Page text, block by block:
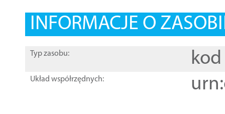
INFORMACJE O
Typ zasobu: kod
Układ współrzędnych: